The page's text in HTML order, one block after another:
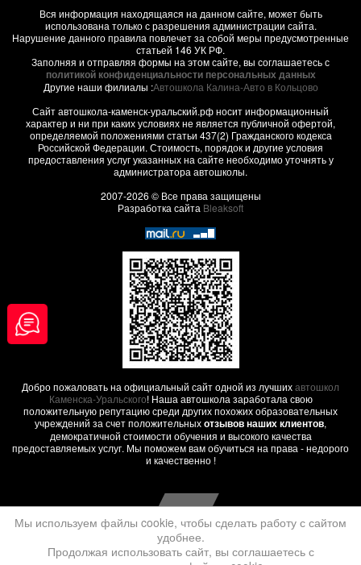
Вся информация находящаяся на данном сайте, может быть
использована только с разрешения администрации сайта.
Нарушение данного правила повлечет за собой меры предусмотренные
статьей 146 УК РФ.
Заполняя и отправляя формы на этом сайте, вы соглашаетесь с
политикой конфиденциальности персональных данных
Другие наши филиалы :Автошкола Калина-Авто в Кольцово
Сайт автошкола-каменск-уральский.рф носит информационный
характер и ни при каких условиях не является публичной офертой,
определяемой положениями статьи 437(2) Гражданского кодекса
Российской Федерации. Стоимость, порядок и другие условия
предоставления услуг указанных на сайте необходимо уточнять у
администратора автошколы.
2007-2026 © Все права защищены
Разработка сайта Bleaksoft
Добро пожаловать на официальный сайт одной из лучшихавтошкол
Каменска-Уральского! Наша автошкола заработала свою
положительную репутацию среди других похожих образовательных
учреждений за счет положительныхотзывов наших клиентов,
демократичной стоимости обучения и высокого качества
предоставляемых услуг. Мы поможем вам обучиться на права - недорого
и качественно !
Мы используем файлы cookie, чтобы сделать работу с сайтом
удобнее.
Продолжая использовать сайт, вы соглашаетесь с